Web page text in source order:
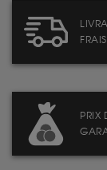
PRIX